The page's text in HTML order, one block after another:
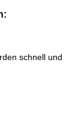
schnell und